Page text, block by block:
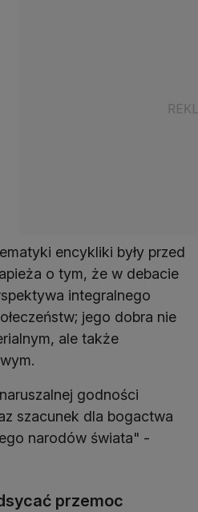
encykliki były przed
o tym, że w debacie
integralnego
jego dobra nie
ale także
godności
szacunek dla bogactwa
narodów świata" -
przemoc